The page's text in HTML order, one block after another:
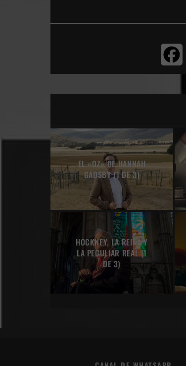
EL «OZ» DE HANNAH
GADSBY (1 DE 3)
HOCKNEY, LA REINA Y
LA PECULIAR REAL (1
DE 3)